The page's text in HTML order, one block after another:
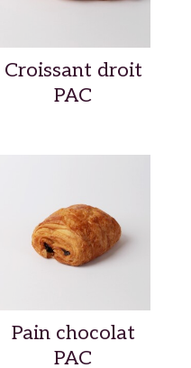
Croissant droit
PAC
Pain chocolat
PAC